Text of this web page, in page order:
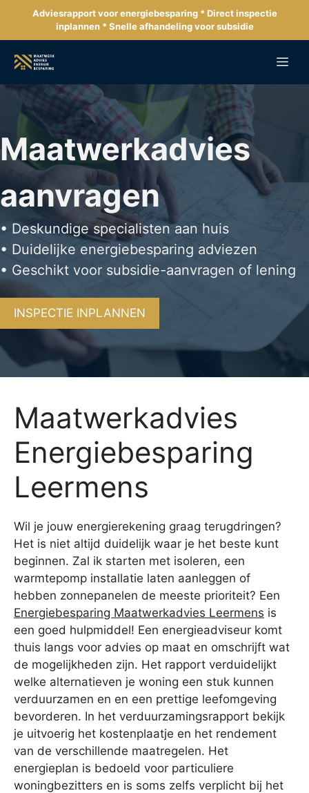
de
inhoud
Adviesrapport voor energiebesparing * Direct inspectie
inplannen * Snelle afhandeling voor subsidie
Maatwerkadvies
aanvragen
• Deskundige specialisten aan huis
• Duidelijke energiebesparing adviezen
• Geschikt voor subsidie-aanvragen of lening
INSPECTIE INPLANNEN
Maatwerkadvies
Energiebesparing
Leermens
Wil je jouw energierekening graag terugdringen?
Het is niet altijd duidelijk waar je het beste kunt
beginnen. Zal ik starten met isoleren, een
warmtepomp installatie laten aanleggen of
hebben zonnepanelen de meeste prioriteit? Een
Energiebesparing Maatwerkadvies Leermens is
een goed hulpmiddel! Een energieadviseur komt
thuis langs voor advies op maat en omschrijft wat
de mogelijkheden zijn. Het rapport verduidelijkt
welke alternatieven je woning een stuk kunnen
verduurzamen en en een prettige leefomgeving
bevorderen. In het verduurzamingsrapport bekijk
je uitvoerig het kostenplaatje en het rendement
van de verschillende maatregelen. Het
energieplan is bedoeld voor particuliere
woningbezitters en is soms zelfs verplicht bij het